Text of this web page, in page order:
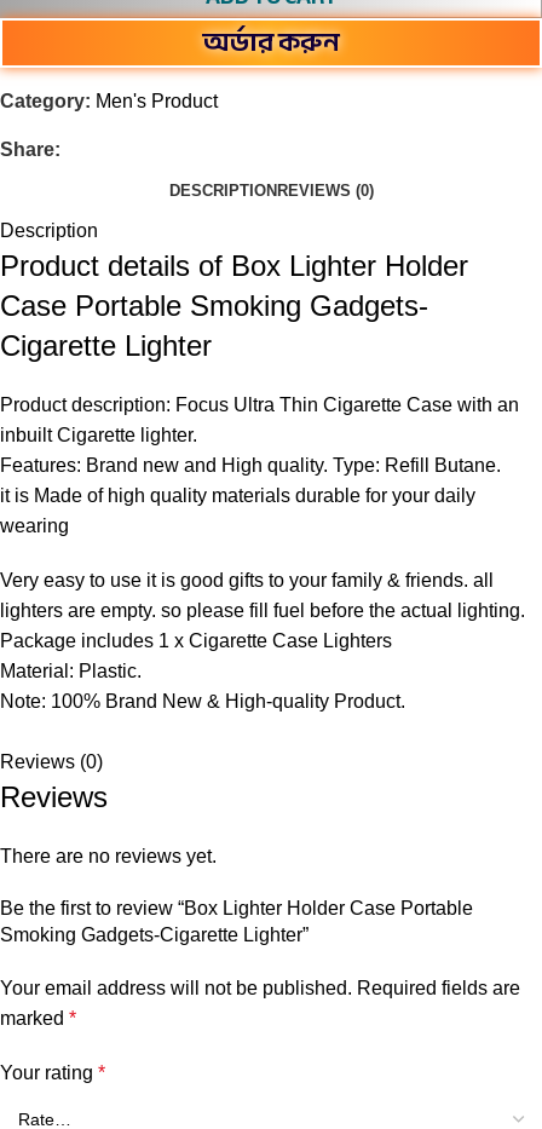
অর্ডার করুন
Category: Men's Product
Share:
DESCRIPTIONREVIEWS (0)
Description
Product details of Box Lighter Holder
Case Portable Smoking Gadgets-
Cigarette Lighter
Product description: Focus Ultra Thin Cigarette Case with an
inbuilt Cigarette lighter.
Features: Brand new and High quality. Type: Refill Butane.
it is Made of high quality materials durable for your daily
wearing
Very easy to use it is good gifts to your family & friends. all
lighters are empty. so please fill fuel before the actual lighting.
Package includes 1 x Cigarette Case Lighters
Material: Plastic.
Note: 100% Brand New & High-quality Product.
Reviews (0)
Reviews
There are no reviews yet.
Be the first to review “Box Lighter Holder Case Portable
Smoking Gadgets-Cigarette Lighter”
Your email address will not be published. Required fields are
marked *
Your rating *